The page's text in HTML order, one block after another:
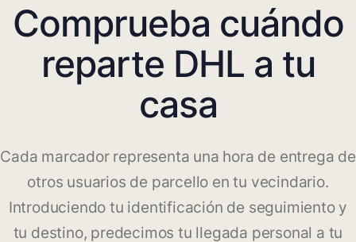
Comprueba cuándo
reparte DHL a tu
casa
Cada marcador representa una hora de entrega de
otros usuarios de parcello en tu vecindario.
Introduciendo tu identificación de seguimiento y
tu destino, predecimos tu llegada personal a tu